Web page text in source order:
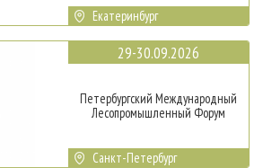
Екатеринбург
29-30.09.2026
Петербургский Международный
Лесопромышленный Форум
Санкт-Петербург